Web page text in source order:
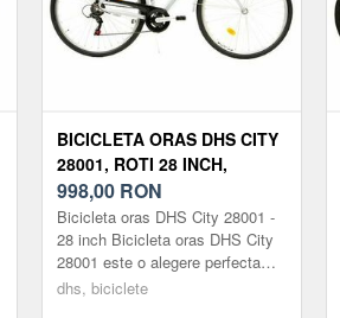
BICICLETA ORAS DHS CITY
28001, ROTI 28 INCH,
MARIMEA L, 6 VITEZE,
ARGINTIU
998,00 RON
Bicicleta oras DHS City 28001 -
28 inch Bicicleta oras DHS City
28001 este o alegere perfecta
pentru cei care apreciaza atat
dhs, biciclete